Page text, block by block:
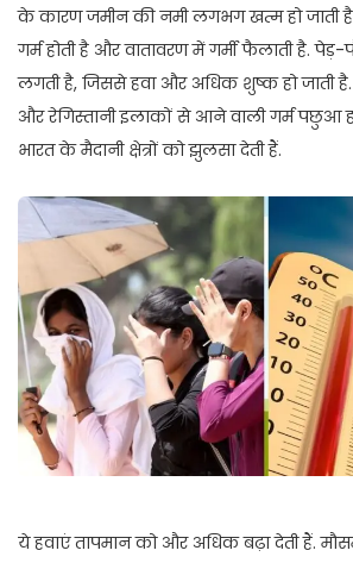
के कारण जमीन की नमी लगभग खत्म हो जाती है.
गर्म होती है और वातावरण में गर्मी फैलाती है.
लगती है, जिससे हवा और अधिक शुष्क हो जाती है.
और रेगिस्तानी इलाकों से आने वाली गर्म पछुआ
भारत के मैदानी क्षेत्रों को झुलसा देती हैं.
ये हवाएं तापमान को और अधिक बढ़ा देती हैं.